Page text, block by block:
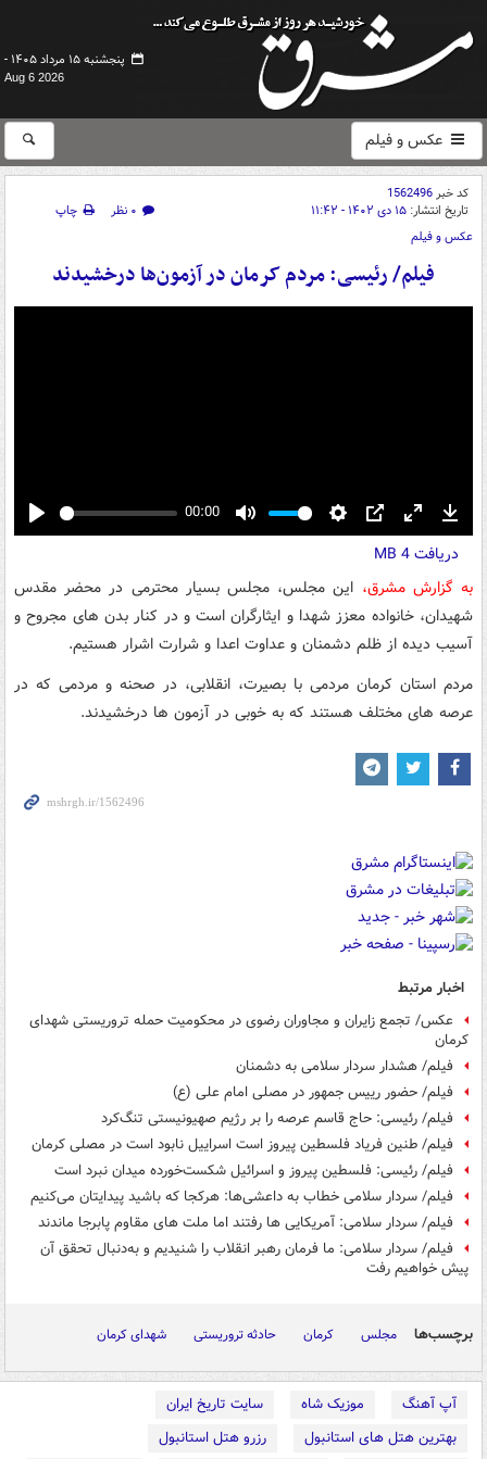
پنجشنبه ۱۵ مرداد ۱۴۰۵ -
Aug 6 2026
عکس و فیلم
کد خبر1562496
تاریخ انتشار: ۱۵ دی ۱۴۰۲ - ۱۱:۴۲ ۰ نظر
چاپ
عکس و فیلم
فیلم/ رئیسی: مردم کرمان در آزمون‌ها درخشیدند
Play
00:00
Mute Settings
PIP Enter
fullscreen
دریافت4 MB
به گزارش مشرق، این مجلس، مجلس بسیار محترمی در محضر مقدس
شهیدان، خانواده معزز شهدا و ایثارگران است و در کنار بدن های مجروح و
آسیب دیده از ظلم دشمنان و عداوت اعدا و شرارت اشرار هستیم.
مردم استان کرمان مردمی با بصیرت، انقلابی، در صحنه و مردمی که در
عرصه های مختلف هستند که به خوبی در آزمون ها درخشیدند.
اخبار مرتبط
عکس/ تجمع زایران و مجاوران رضوی در محکومیت حمله تروریستی شهدای
کرمان
فیلم/ هشدار سردار سلامی به دشمنان
فیلم/ حضور رییس جمهور در مصلی امام علی (ع)
فیلم/ رئیسی: حاج قاسم عرصه را بر رژیم صهیونیستی تنگ‌کرد
فیلم/ طنین فریاد فلسطین پیروز است اسراییل نابود است در مصلی کرمان
فیلم/ رئیسی: فلسطین پیروز و اسرائیل شکست‌خورده میدان نبرد است
فیلم/ سردار سلامی خطاب به داعشی‌ها: هرکجا که باشید پیدایتان می‌کنیم
فیلم/ سردار سلامی: آمریکایی ها رفتند اما ملت های مقاوم پابرجا ماندند
فیلم/ سردار سلامی: ما فرمان رهبر انقلاب را شنیدیم و به‌دنبال تحقق آن
پیش خواهیم رفت
برچسب‌ها مجلس کرمان حادثه تروریستی شهدای کرمان
آپ آهنگ موزیک شاه
سایت تاریخ ایران
بهترین هتل های استانبول
رزرو هتل استانبول